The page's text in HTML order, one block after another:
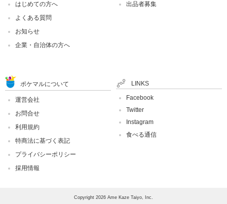
はじめての方へ
よくある質問
お知らせ
企業・自治体の方へ
出品者募集
ポケマルについて
運営会社
お問合せ
利用規約
特商法に基づく表記
プライバシーポリシー
採用情報
LINKS
Facebook
Twitter
Instagram
食べる通信
Copyright 2026 Ame Kaze Taiyo, Inc.